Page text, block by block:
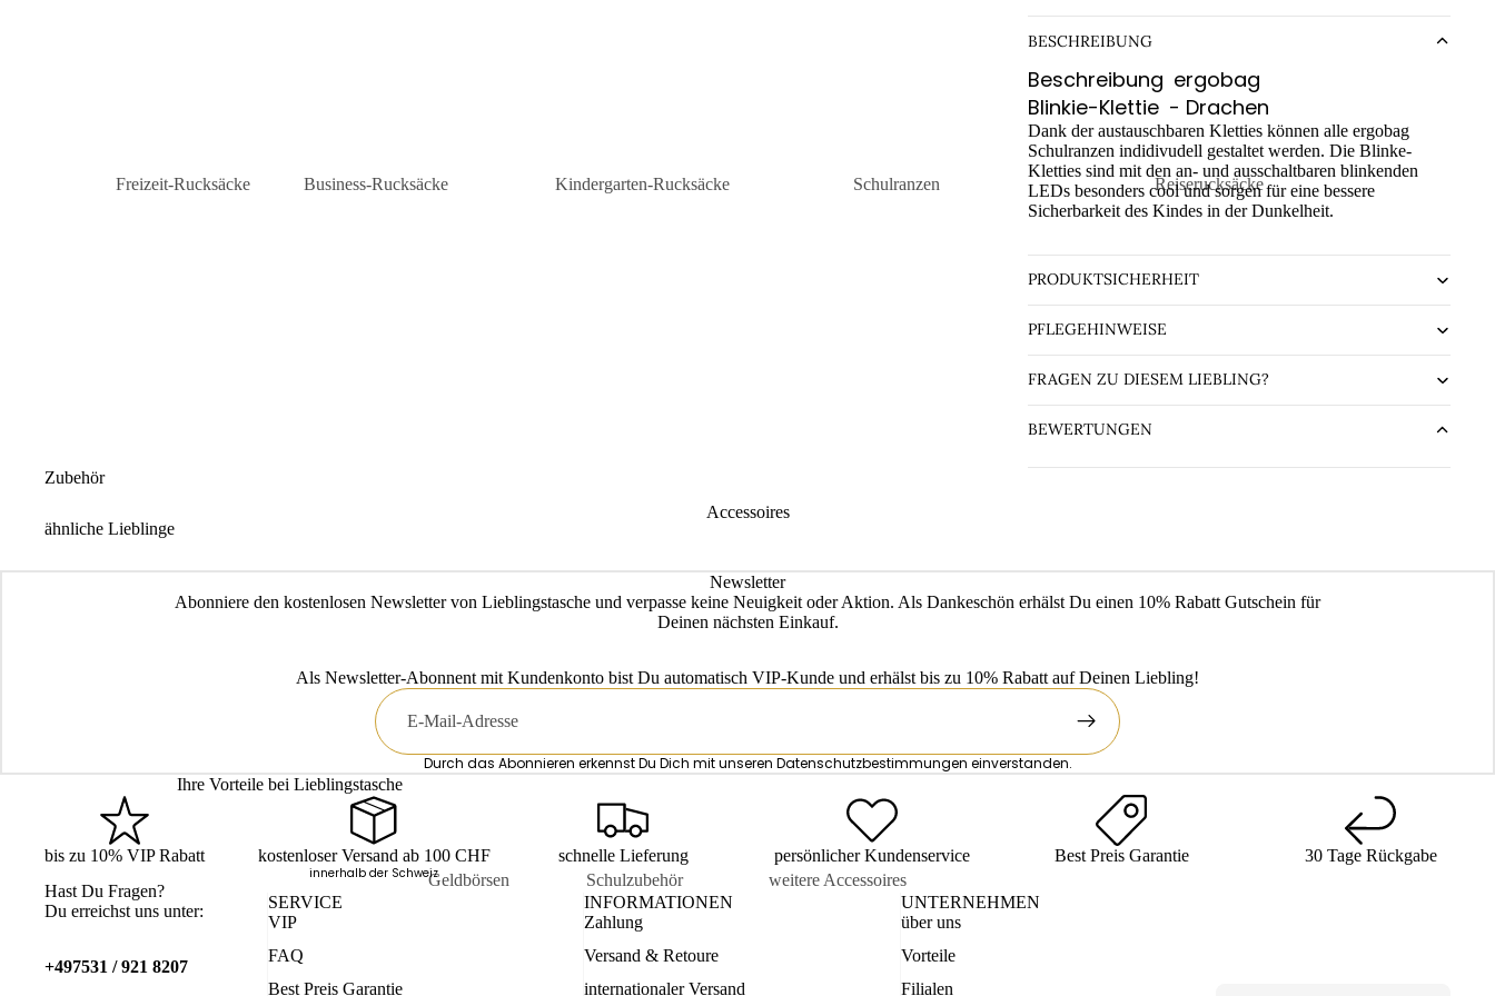
Freizeit-Rucksäcke
Business-Rucksäcke
Kindergarten-Rucksäcke
Schulranzen
Schulranzen Grundschule
Schulranzen weiterführende
Reiserucksäcke
Handgepäck-Rucksäcke
Accessoires
Geldbörsen
Schulzubehör
Turnbeutel
Mäppchen
Schul-Accessoires
weitere Accessoires
BESCHREIBUNG
Beschreibung ergobag
Blinkie-Klettie - Drachen
Dank der austauschbaren Kletties können alle ergobag
Schulranzen indidivudell gestaltet werden. Die Blinke-
Kletties sind mit den an- und ausschaltbaren blinkenden
LEDs besonders cool und sorgen für eine bessere
Sicherbarkeit des Kindes in der Dunkelheit.
PRODUKTSICHERHEIT
PFLEGEHINWEISE
FRAGEN ZU DIESEM LIEBLING?
BEWERTUNGEN
Zubehör
ähnliche Lieblinge
Newsletter
Abonniere den kostenlosen Newsletter von Lieblingstasche und verpasse keine Neuigkeit oder Aktion. Als Dankeschön erhälst Du einen 10% Rabatt Gutschein für
Deinen nächsten Einkauf.
Als Newsletter-Abonnent mit Kundenkonto bist Du automatisch VIP-Kunde und erhälst bis zu 10% Rabatt auf Deinen Liebling!
E-
Mail
Durch das Abonnieren erkennst Du Dich mit unseren Datenschutzbestimmungen einverstanden.
Ihre Vorteile bei Lieblingstasche
bis zu 10% VIP Rabatt kostenloser Versand ab 100 CHF
innerhalb der Schweiz
schnelle Lieferung persönlicher Kundenservice Best Preis Garantie
30 Tage Rückgabe
Hast Du Fragen?
Du erreichst uns unter:
+497531 / 921 8207
SERVICE
VIP
FAQ
Best Preis Garantie
INFORMATIONEN
Zahlung
Versand & Retoure
internationaler Versand
UNTERNEHMEN
über uns
Vorteile
Filialen
Datenschutzerklärung